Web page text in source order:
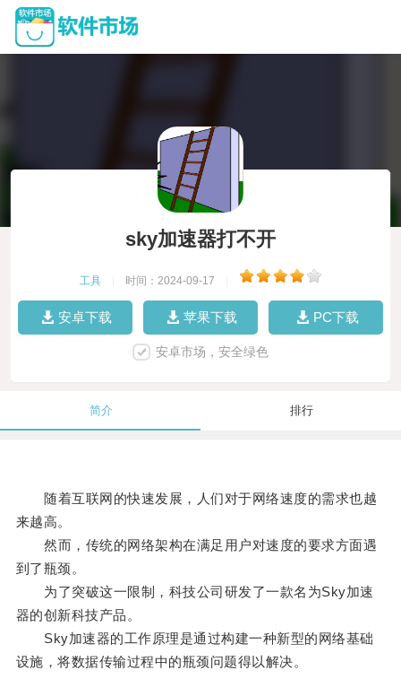
sky加速器打不开
工具 时间：2024-09-17
安卓下载 苹果下载 PC下载
安卓市场，安全绿色
简介 排行
随着互联网的快速发展，人们对于网络速度的需求也越
来越高。
然而，传统的网络架构在满足用户对速度的要求方面遇
到了瓶颈。
为了突破这一限制，科技公司研发了一款名为Sky加速
器的创新科技产品。
Sky加速器的工作原理是通过构建一种新型的网络基础
设施，将数据传输过程中的瓶颈问题得以解决。